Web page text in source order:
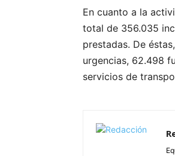
En cuanto a la
total de 356.035
prestadas. De
urgencias, 62.498
servicios de